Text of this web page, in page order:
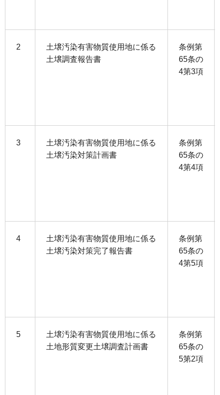
2
土壌汚染有害物質使用地に係る
土壌調査報告書
条例第
65条の
4第3項
3
土壌汚染有害物質使用地に係る
土壌汚染対策計画書
条例第
65条の
4第4項
4
土壌汚染有害物質使用地に係る
土壌汚染対策完了報告書
条例第
65条の
4第5項
5
土壌汚染有害物質使用地に係る
土地形質変更土壌調査計画書
条例第
65条の
5第2項